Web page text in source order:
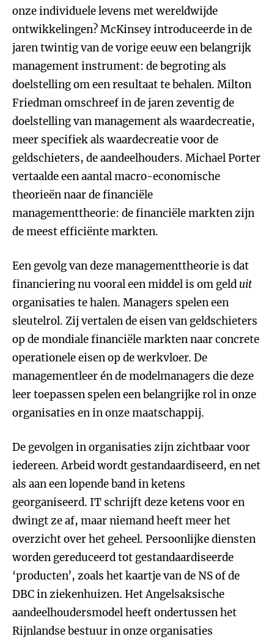
onze individuele levens met wereldwijde
ontwikkelingen? McKinsey introduceerde in de
jaren twintig van de vorige eeuw een belangrijk
management instrument: de begroting als
doelstelling om een resultaat te behalen. Milton
Friedman omschreef in de jaren zeventig de
doelstelling van management als waardecreatie,
meer specifiek als waardecreatie voor de
geldschieters, de aandeelhouders. Michael Porter
vertaalde een aantal macro-economische
theorieën naar de financiële
managementtheorie: de financiële markten zijn
de meest efficiënte markten.
Een gevolg van deze managementtheorie is dat
financiering nu vooral een middel is om geld uit
organisaties te halen. Managers spelen een
sleutelrol. Zij vertalen de eisen van geldschieters
op de mondiale financiële markten naar concrete
operationele eisen op de werkvloer. De
managementleer én de modelmanagers die deze
leer toepassen spelen een belangrijke rol in onze
organisaties en in onze maatschappij.
De gevolgen in organisaties zijn zichtbaar voor
iedereen. Arbeid wordt gestandaardiseerd, en net
als aan een lopende band in ketens
georganiseerd. IT schrijft deze ketens voor en
dwingt ze af, maar niemand heeft meer het
overzicht over het geheel. Persoonlijke diensten
worden gereduceerd tot gestandaardiseerde
‘producten’, zoals het kaartje van de NS of de
DBC in ziekenhuizen. Het Angelsaksische
aandeelhoudersmodel heeft ondertussen het
Rijnlandse bestuur in onze organisaties